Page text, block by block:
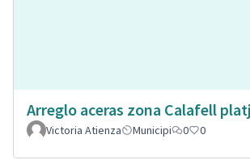
Arreglo aceras zona Calafell
Victoria Atienza
Municipi 0 0